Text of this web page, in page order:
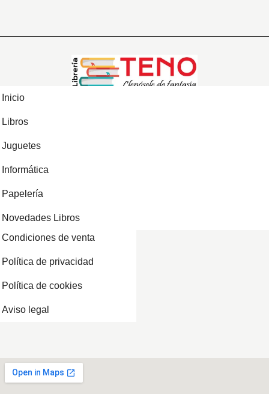
Inicio
Libros
Juguetes
Informática
Papelería
Novedades Libros
Condiciones de venta
Política de privacidad
Política de cookies
Aviso legal